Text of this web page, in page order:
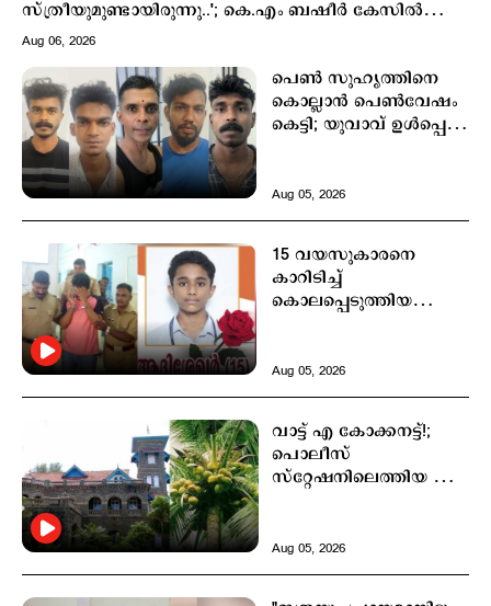
ദൃശ്യങ്ങൾ പുറത്ത്
3 hours ago
സ്ത്രീയുമുണ്ടായിരുന്നു..'; കെ.എം ബഷീർ കേസില്‍
നിര്‍ണായകമൊഴി
Aug 06, 2026
പെൺ സുഹൃത്തിനെ
കൊല്ലാൻ പെൺവേഷം
കെട്ടി; യുവാവ് ഉൾപ്പെടെ
Aug 05, 2026
15 വയസുകാരനെ
കാറിടിച്ച്
കൊലപ്പെടുത്തിയ
മരവിപ്പിച്ചു
Aug 05, 2026
വാട്ട് എ കോക്കനട്ട്!;
പൊലീസ്
സ്റ്റേഷനിലെത്തിയ എട്ട്
Aug 05, 2026